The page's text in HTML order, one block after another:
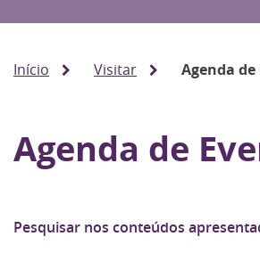
Início Visitar Agenda
Agenda de
Pesquisar nos conteúdos